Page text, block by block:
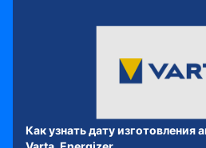
Как узнать дату изготовления